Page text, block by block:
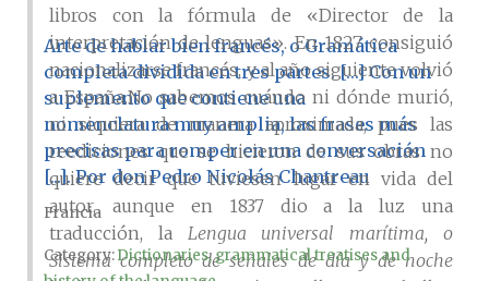
libros con la fórmula de «Director de la
interpretación de lenguas». En 1827 consiguió
nacionalizarse francés, y al año siguiente volvió
a España.No sabemos cuándo ni dónde murió,
ni siquiera de manera aproximada, pues las
reediciones que se hicieron de sus obras no
quiere decir que tuviesen lugar en vida del
autor, aunque en 1837 dio a la luz una
traducción, la Lengua universal marítima, o
Sistema completo de señales de día y de noche
Arte de hablar bien francés, o Gramática
completa dividida en tres partes. […] Con un
suplemento que contiene una
nomenclatura muy amplia, las frases más
precisas para romper en una conversación
[...]. Por don Pedro Nicolás Chantreau
Francia
Category:Dictionaries, grammatical treatises and